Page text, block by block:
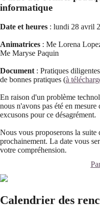
informatique
Date et heures : lundi 28 avril
Animatrices : Me Lorena
Me Maryse Paquin
Document : Pratiques
de bonnes pratiques (à
En raison d'un problème
nous n'avons pas été en
excusons pour ce désagrément.
Nous vous proposerons la suite
prochainement. La date vous
votre compréhension.
Calendrier des